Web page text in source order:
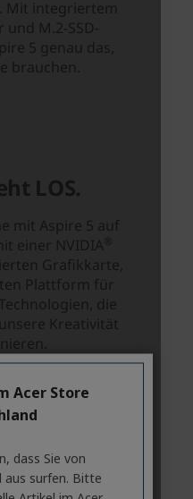
Acer Store
dass Sie von
aus surfen. Bitte